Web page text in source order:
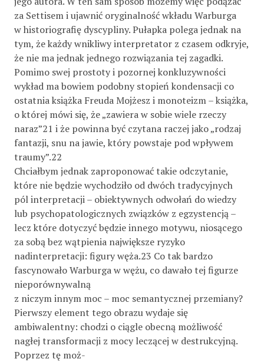
za Settisem i ujawnić oryginalność wkładu Warburga
w historiografię dyscypliny. Pułapka polega jednak na
tym, że każdy wnikliwy interpretator z czasem odkryje,
że nie ma jednak jednego rozwiązania tej zagadki.
Pomimo swej prostoty i pozornej konkluzywności
wykład ma bowiem podobny stopień kondensacji co
ostatnia książka Freuda Mojżesz i monoteizm – książka,
o której mówi się, że „zawiera w sobie wiele rzeczy
naraz”21 i że powinna być czytana raczej jako „rodzaj
fantazji, snu na jawie, który powstaje pod wpływem
traumy”.22
Chciałbym jednak zaproponować takie odczytanie,
które nie będzie wychodziło od dwóch tradycyjnych
pól interpretacji – obiektywnych odwołań do wiedzy
lub psychopatologicznych związków z egzystencją –
lecz które dotyczyć będzie innego motywu, niosącego
za sobą bez wątpienia największe ryzyko
nadinterpretacji: figury węża.23 Co tak bardzo
fascynowało Warburga w wężu, co dawało tej figurze
nieporównywalną
z niczym innym moc – moc semantycznej przemiany?
Pierwszy element tego obrazu wydaje się
ambiwalentny: chodzi o ciągle obecną możliwość
nagłej transformacji z mocy leczącej w destrukcyjną.
Poprzez tę moż-